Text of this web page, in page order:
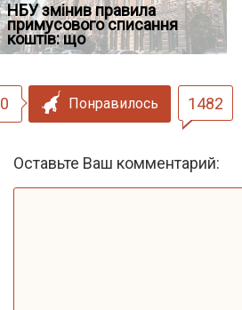
НБУ змінив правила
примусового списання
коштів: що
Водії можуть отримати
компенсацію за незаконні
дії
0 Понравилось 1482
Оставьте Ваш комментарий: